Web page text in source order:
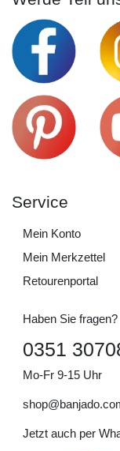
Service
Mein Konto
Mein Merkzettel
Retourenportal
Haben Sie fragen?
0351
Mo-Fr 9-15 Uhr
Jetzt auch per